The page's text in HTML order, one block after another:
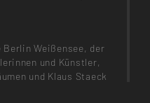
Weißensee, der
und Künstler,
und Klaus Staeck